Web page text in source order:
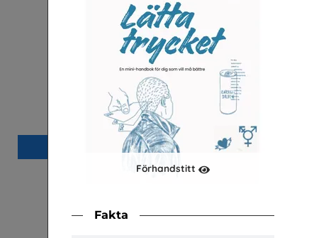
Förhandstitt
Fakta
Arbetsmiljö
Arena Skolinformation
Beställ 0kr